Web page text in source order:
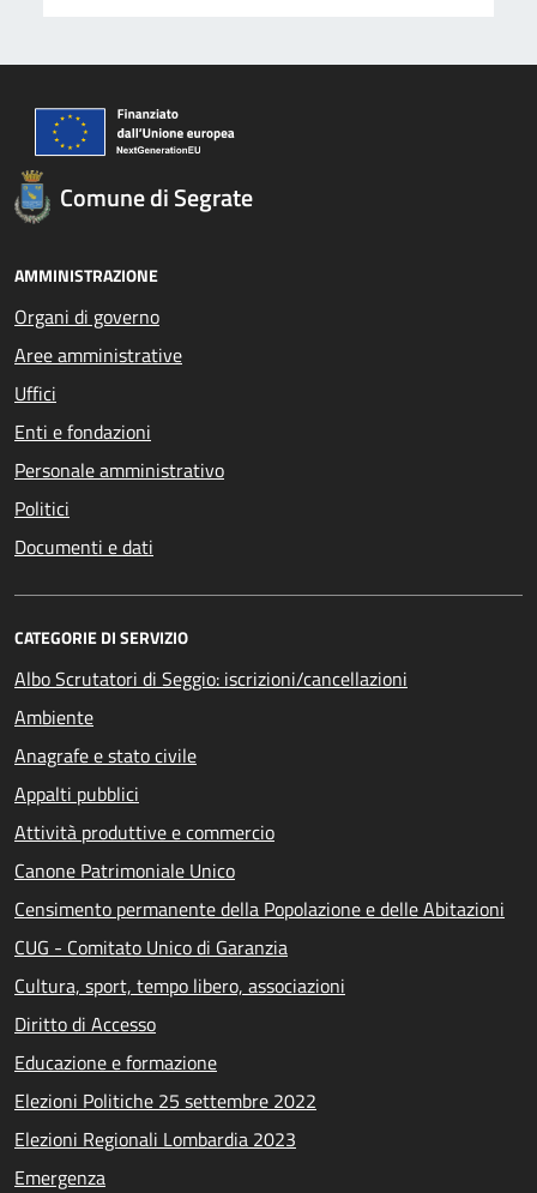
Comune di Segrate
AMMINISTRAZIONE
Organi di governo
Aree amministrative
Uffici
Enti e fondazioni
Personale amministrativo
Politici
Documenti e dati
CATEGORIE DI SERVIZIO
Albo Scrutatori di Seggio: iscrizioni/cancellazioni
Ambiente
Anagrafe e stato civile
Appalti pubblici
Attività produttive e commercio
Canone Patrimoniale Unico
Censimento permanente della Popolazione e delle Abitazioni
CUG - Comitato Unico di Garanzia
Cultura, sport, tempo libero, associazioni
Diritto di Accesso
Educazione e formazione
Elezioni Politiche 25 settembre 2022
Elezioni Regionali Lombardia 2023
Emergenza